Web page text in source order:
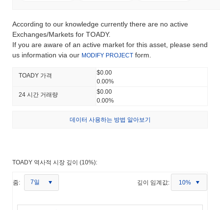
According to our knowledge currently there are no active
Exchanges/Markets for TOADY.
If you are aware of an active market for this asset, please send
us information via our MODIFY PROJECT form.
TOADY 가격
$0.00
0.00%
24 시간 거래량
$0.00
0.00%
데이터 사용하는 방법 알아보기
TOADY 역사적 시장 깊이 (10%):
줌: 7일 깊이 임계값: 10%